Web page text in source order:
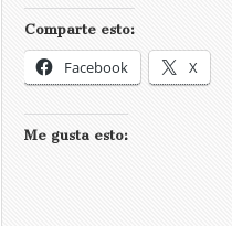
Comparte esto:
Facebook X
Me gusta esto: